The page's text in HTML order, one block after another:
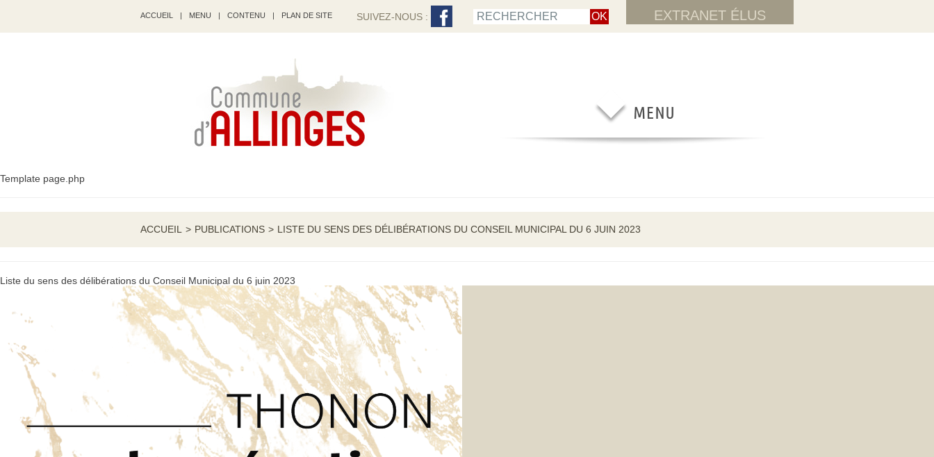
ACCUEIL | MENU | CONTENU | PLAN DE SITE EXTRANET ÉLUS
SUIVEZ-NOUS :
Template page.php
ACCUEIL > PUBLICATIONS > LISTE DU SENS DES DÉLIBÉRATIONS DU CONSEIL MUNICIPAL DU 6 JUIN 2023
Liste du sens des délibérations du Conseil Municipal du 6 juin 2023